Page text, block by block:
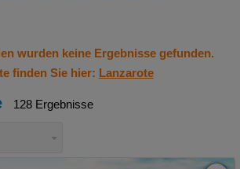
wurden keine Ergebnisse gefunden.
finden Sie hier: Lanzarote
128 Ergebnisse